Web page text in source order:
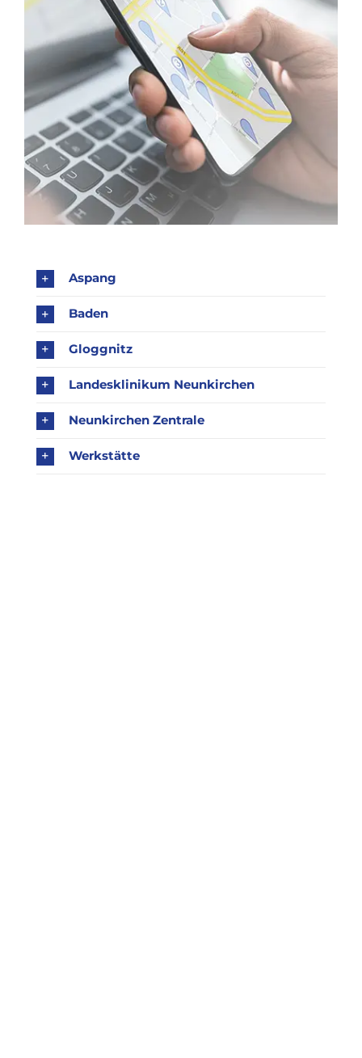
KARRIERE
Aspang
Baden
Gloggnitz
Landesklinikum Neunkirchen
Neunkirchen Zentrale
Werkstätte